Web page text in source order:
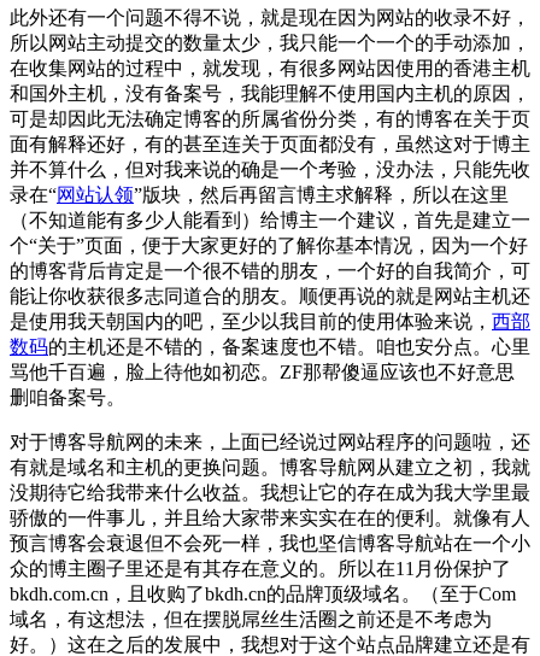
此外还有一个问题不得不说，就是现在因为网站的收录不好，
所以网站主动提交的数量太少，我只能一个一个的手动添加，
在收集网站的过程中，就发现，有很多网站因使用的香港主机
和国外主机，没有备案号，我能理解不使用国内主机的原因，
可是却因此无法确定博客的所属省份分类，有的博客在关于页
面有解释还好，有的甚至连关于页面都没有，虽然这对于博主
并不算什么，但对我来说的确是一个考验，没办法，只能先收
录在“网站认领”版块，然后再留言博主求解释，所以在这里
（不知道能有多少人能看到）给博主一个建议，首先是建立一
个“关于”页面，便于大家更好的了解你基本情况，因为一个好
的博客背后肯定是一个很不错的朋友，一个好的自我简介，可
能让你收获很多志同道合的朋友。顺便再说的就是网站主机还
是使用我天朝国内的吧，至少以我目前的使用体验来说， 西部
数码的主机还是不错的，备案速度也不错。咱也安分点。心里
骂他千百遍，脸上待他如初恋。ZF那帮傻逼应该也不好意思
删咱备案号。
对于博客导航网的未来，上面已经说过网站程序的问题啦，还
有就是域名和主机的更换问题。博客导航网从建立之初，我就
没期待它给我带来什么收益。我想让它的存在成为我大学里最
骄傲的一件事儿，并且给大家带来实实在在的便利。就像有人
预言博客会衰退但不会死一样，我也坚信博客导航站在一个小
众的博主圈子里还是有其存在意义的。所以在11月份保护了
bkdh.com.cn，且收购了bkdh.cn的品牌顶级域名。（至于Com
域名，有这想法，但在摆脱屌丝生活圈之前还是不考虑为
好。）这在之后的发展中，我想对于这个站点品牌建立还是有